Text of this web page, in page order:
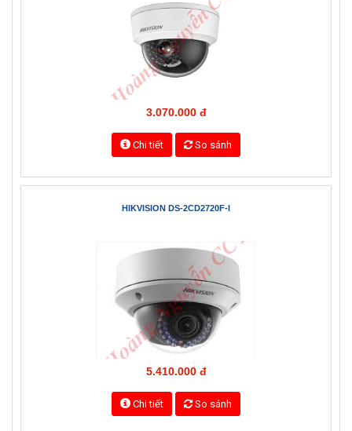
HIKVISION DS-2CD2120F-IWS
Chi tiết So sánh
HIKVISION DS-2CD2720F-I